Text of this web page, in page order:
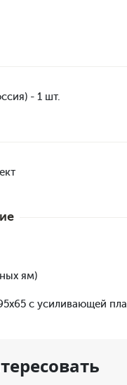
- 1 шт.
ям)
с усиливающей